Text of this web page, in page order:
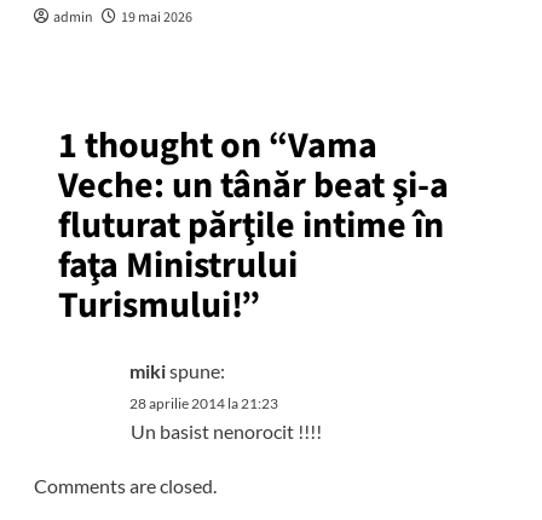
admin 19 mai 2026
1 thought on “Vama
Veche: un tânăr beat şi-a
fluturat părţile intime în
faţa Ministrului
Turismului!”
mikispune:
28 aprilie 2014 la 21:23
Un basist nenorocit !!!!
Comments are closed.